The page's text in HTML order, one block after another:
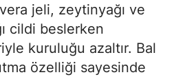
jeli, zeytinyağı ve
cildi beslerken
kuruluğu azaltır. Bal
özelliği sayesinde